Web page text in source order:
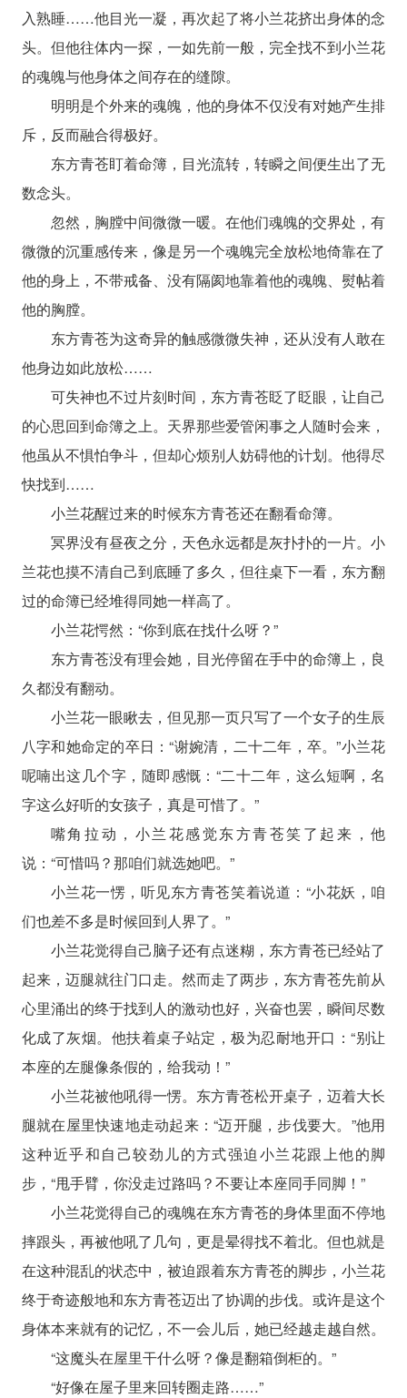
入熟睡……他目光一凝，再次起了将小兰花挤出身体的念
头。但他往体内一探，一如先前一般，完全找不到小兰花
的魂魄与他身体之间存在的缝隙。
明明是个外来的魂魄，他的身体不仅没有对她产生排
斥，反而融合得极好。
东方青苍盯着命簿，目光流转，转瞬之间便生出了无
数念头。
忽然，胸膛中间微微一暖。在他们魂魄的交界处，有
微微的沉重感传来，像是另一个魂魄完全放松地倚靠在了
他的身上，不带戒备、没有隔阂地靠着他的魂魄、熨帖着
他的胸膛。
东方青苍为这奇异的触感微微失神，还从没有人敢在
他身边如此放松……
可失神也不过片刻时间，东方青苍眨了眨眼，让自己
的心思回到命簿之上。天界那些爱管闲事之人随时会来，
他虽从不惧怕争斗，但却心烦别人妨碍他的计划。他得尽
快找到……
小兰花醒过来的时候东方青苍还在翻看命簿。
冥界没有昼夜之分，天色永远都是灰扑扑的一片。小
兰花也摸不清自己到底睡了多久，但往桌下一看，东方翻
过的命簿已经堆得同她一样高了。
小兰花愕然：“你到底在找什么呀？”
东方青苍没有理会她，目光停留在手中的命簿上，良
久都没有翻动。
小兰花一眼瞅去，但见那一页只写了一个女子的生辰
八字和她命定的卒日：“谢婉清，二十二年，卒。”小兰花
呢喃出这几个字，随即感慨：“二十二年，这么短啊，名
字这么好听的女孩子，真是可惜了。”
嘴角拉动，小兰花感觉东方青苍笑了起来，他
说：“可惜吗？那咱们就选她吧。”
小兰花一愣，听见东方青苍笑着说道：“小花妖，咱
们也差不多是时候回到人界了。”
小兰花觉得自己脑子还有点迷糊，东方青苍已经站了
起来，迈腿就往门口走。然而走了两步，东方青苍先前从
心里涌出的终于找到人的激动也好，兴奋也罢，瞬间尽数
化成了灰烟。他扶着桌子站定，极为忍耐地开口：“别让
本座的左腿像条假的，给我动！”
小兰花被他吼得一愣。东方青苍松开桌子，迈着大长
腿就在屋里快速地走动起来：“迈开腿，步伐要大。”他用
这种近乎和自己较劲儿的方式强迫小兰花跟上他的脚
步，“甩手臂，你没走过路吗？不要让本座同手同脚！”
小兰花觉得自己的魂魄在东方青苍的身体里面不停地
摔跟头，再被他吼了几句，更是晕得找不着北。但也就是
在这种混乱的状态中，被迫跟着东方青苍的脚步，小兰花
终于奇迹般地和东方青苍迈出了协调的步伐。或许是这个
身体本来就有的记忆，不一会儿后，她已经越走越自然。
“这魔头在屋里干什么呀？像是翻箱倒柜的。”
“好像在屋子里来回转圈走路……”